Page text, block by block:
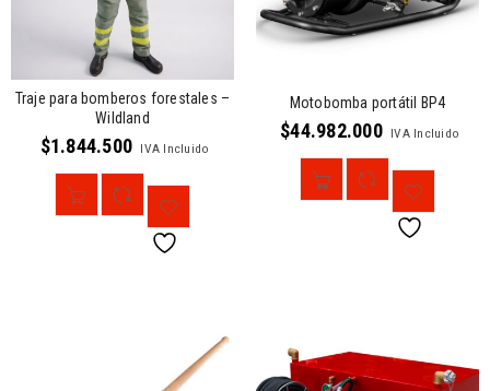
Traje para bomberos forestales –
Wildland
$1.844.500 IVA Incluido
Motobomba portátil BP4
$44.982.000 IVA Incluido